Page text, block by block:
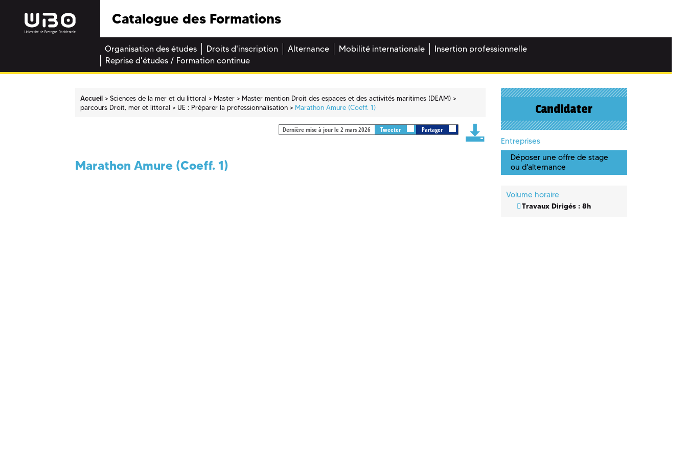
Catalogue des Formations
Organisation des études Droits d'inscription Alternance Mobilité internationale
Insertion professionnelle
Reprise d'études / Formation continue
Accueil Sciences de la mer et du littoral Master
Master mention Droit des espaces et des activités maritimes (DEAM)
parcours Droit, mer et littoral
UE : Préparer la professionnalisation Marathon Amure (Coeff. 1)
Dernière mise à jour le 2 mars 2026 Tweeter Partager
Marathon Amure (Coeff. 1)
Candidater
Entreprises
Déposer une offre de stage
ou d'alternance
Volume horaire
Travaux Dirigés : 8h